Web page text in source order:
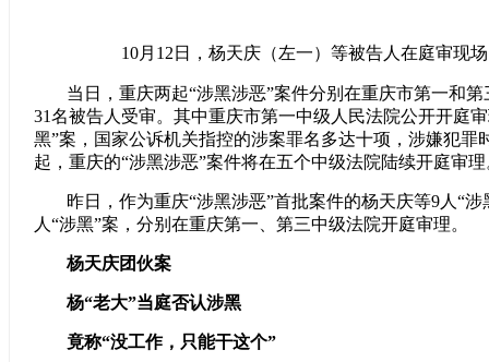
10月12日，杨天庆（左一）等被告人在庭审现
当日，重庆两起“涉黑涉恶”案件分别在重庆市第一和
31名被告人受审。其中重庆市第一中级人民法院公开开庭
黑”案，国家公诉机关指控的涉案罪名多达十项，涉嫌犯罪
起，重庆的“涉黑涉恶”案件将在五个中级法院陆续开庭审
昨日，作为重庆“涉黑涉恶”首批案件的杨天庆等9人“涉
人“涉黑”案，分别在重庆第一、第三中级法院开庭审理。
杨天庆团伙案
杨“老大”当庭否认涉黑
竟称“没工作，只能干这个”